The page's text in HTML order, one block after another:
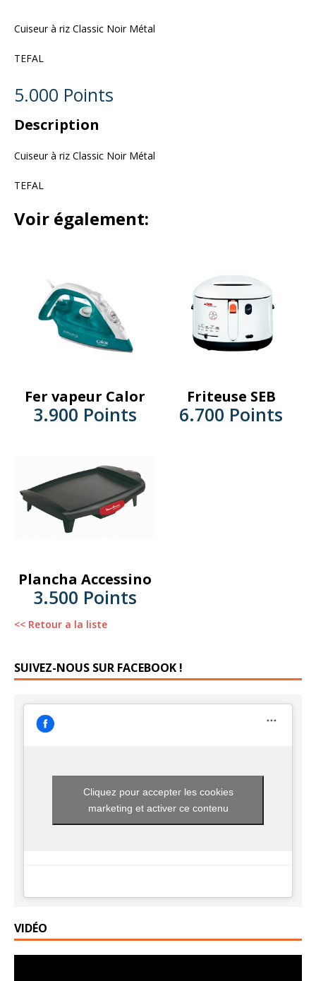
Cuiseur à riz Classic Noir Métal
TEFAL
5.000 Points
Description
Cuiseur à riz Classic Noir Métal
TEFAL
Voir également:
Fer vapeur Calor
3.900 Points
Friteuse SEB
6.700 Points
Plancha Accessino
3.500 Points
<< Retour a la liste
SUIVEZ-NOUS SUR FACEBOOK !
Cliquez pour accepter les cookies
marketing et activer ce contenu
VIDÉO